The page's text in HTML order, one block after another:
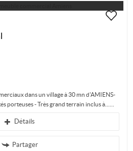
dans un village à 30 mn d'AMIENS-
porteuses - Très grand terrain inclus à...
Détails
Partager